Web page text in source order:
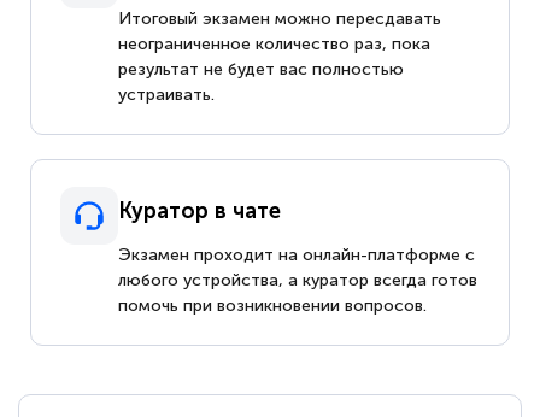
Итоговый экзамен можно пересдавать
неограниченное количество раз, пока
результат не будет вас полностью
устраивать.
Куратор в чате
Экзамен проходит на онлайн-платформе с
любого устройства, а куратор всегда готов
помочь при возникновении вопросов.